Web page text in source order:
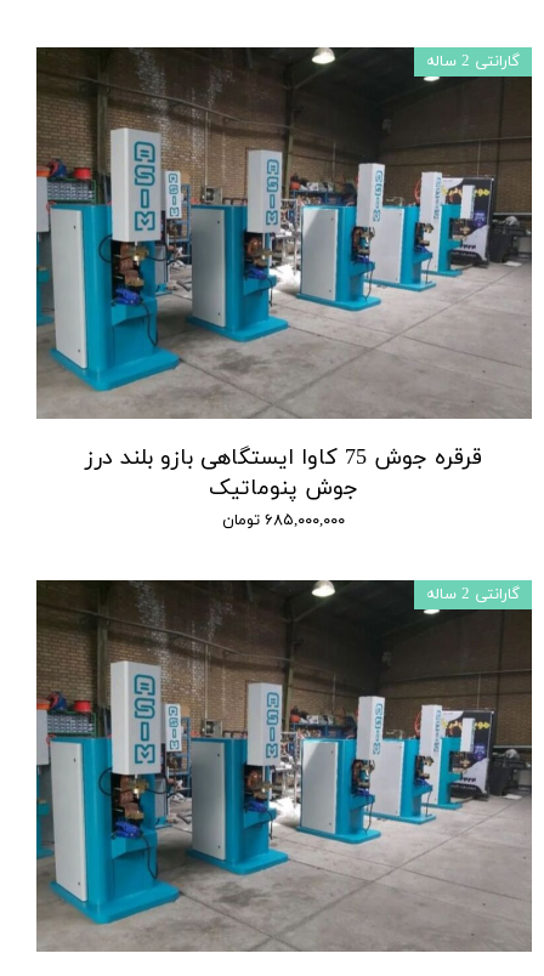
قرقره جوش 75 کاوا ایستگاهی بازو بلند درز
جوش پنوماتیک
۶۸۵,۰۰۰,۰۰۰ تومان
گارانتی 2 ساله
گارانتی 2 ساله